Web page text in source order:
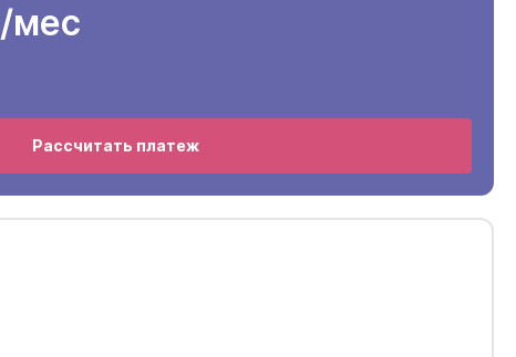
/мес
Рассчитать платеж